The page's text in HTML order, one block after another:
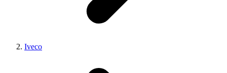
Iveco